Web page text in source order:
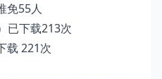
免55人
已下载213次
载 221次